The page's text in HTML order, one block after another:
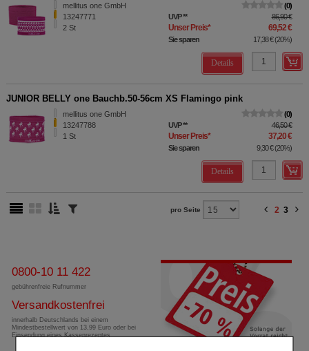
mellitus one GmbH
13247771
2 St
0
UVP** 86,90 €
Unser Preis* 69,52 €
Sie sparen 17,38 €(20%)
Details
JUNIOR BELLY one Bauchb.50-56cm XS Flamingo pink
mellitus one GmbH
13247788
1 St
0
UVP** 46,50 €
Unser Preis* 37,20 €
Sie sparen 9,30 €(20%)
Details
pro Seite 2 3
0800-10 11 422
gebührenfreie Rufnummer
Versandkostenfrei
innerhalb Deutschlands bei einem
Mindestbestellwert von 13,99 Euro oder bei
Einsendung eines Kassenrezeptes